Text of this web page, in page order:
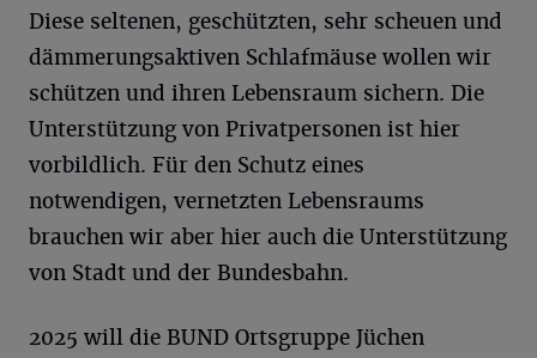
Diese seltenen, geschützten, sehr scheuen und
dämmerungsaktiven Schlafmäuse wollen wir
schützen und ihren Lebensraum sichern. Die
Unterstützung von Privatpersonen ist hier
vorbildlich. Für den Schutz eines
notwendigen, vernetzten Lebensraums
brauchen wir aber hier auch die Unterstützung
von Stadt und der Bundesbahn.
2025 will die BUND Ortsgruppe Jüchen